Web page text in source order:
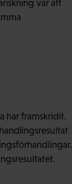
var att
har framskridit.